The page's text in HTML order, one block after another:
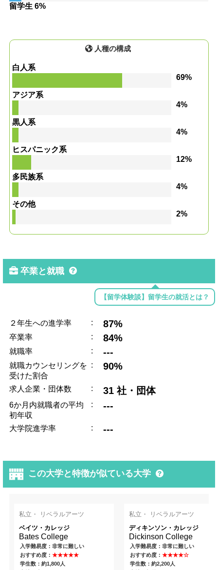
留学生 6%
人種の構成
白人系
69%
アジア系
4%
黒人系
4%
ヒスパニック系
12%
多民族系
4%
その他
2%
卒業と就職
【留学体験談】留学生の就活とは？
２年生への進学率 : 87%
卒業率 : 84%
就職率 : ---
就職カウンセリングを
受けた割合
: 90%
求人企業・団体数 : 31 社・団体
6か月内就職者の平均
初年収
: ---
大学院進学率 : ---
この大学と特徴が似ている大学
私立・ リベラルアーツ
ベイツ・カレッジ
Bates College
入学難易度：非常に難しい
おすすめ度：★★★★★
学生数：約1,800人
私立・ リベラルアーツ
ディキンソン・カレッジ
Dickinson College
入学難易度：非常に難しい
おすすめ度： ★★★★☆
学生数：約2,200人